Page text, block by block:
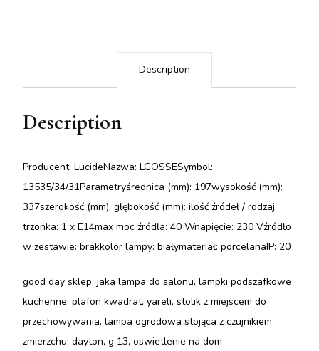
Description
Description
Producent: LucideNazwa: LGOSSESymbol:
13535/34/31Parametryśrednica (mm): 197wysokość (mm):
337szerokość (mm): głębokość (mm): ilość źródeł / rodzaj
trzonka: 1 x E14max moc źródła: 40 Wnapięcie: 230 Vźródło
w zestawie: brakkolor lampy: białymateriał: porcelanaIP: 20
good day sklep, jaka lampa do salonu, lampki podszafkowe
kuchenne, plafon kwadrat, yareli, stolik z miejscem do
przechowywania, lampa ogrodowa stojąca z czujnikiem
zmierzchu, dayton, g 13, oswietlenie na dom